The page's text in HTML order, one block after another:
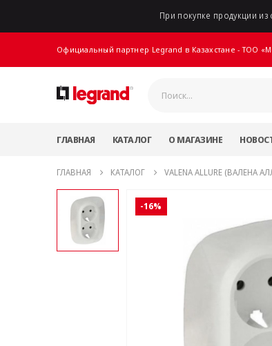
При покупке продукции из
Официальный партнер Legrand в Казахстане - ТОО
ГЛАВНАЯ КАТАЛОГ О МАГАЗИНЕ
ГЛАВНАЯ КАТАЛОГ VALENA ALLURE (ВАЛЕНА
-16%